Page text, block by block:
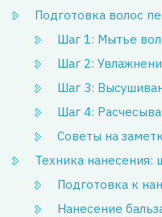
Подготовка волос
Шаг 1: Мытье
Шаг 2:
Шаг 3:
Шаг 4:
Советы на
Техника нанесения:
Подготовка к
Нанесение